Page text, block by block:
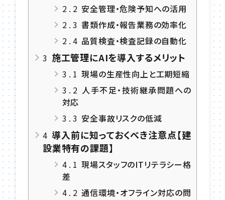
2.2 安全管理・危険予知への活用
2.3 書類作成・報告業務の効率化
2.4 品質検査・検査記録の自動化
3 施工管理にAIを導入するメリット
3.1 現場の生産性向上と工期短縮
3.2 人手不足・技術継承問題への
対応
3.3 安全事故リスクの低減
4 導入前に知っておくべき注意点【建
設業特有の課題】
4.1 現場スタッフのITリテラシー格
差
4.2 通信環境・オフライン対応の問